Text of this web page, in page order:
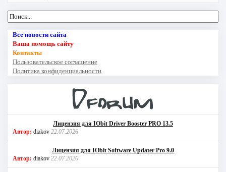
Все новости сайта
Ваша помощь сайту
Контакты
Пользовательское соглашение
Политика конфиденциальности
Лицензия для IObit Driver Booster PRO 13.5
Автор: diakov 22.07.2026
Лицензия для IObit Software Updater Pro 9.0
Автор: diakov 22.07.2026